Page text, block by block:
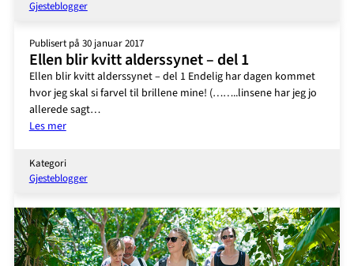
kvitt
–
del
2
Gjesteblogger
Publisert på 30 januar 2017
Ellen blir kvitt alderssynet – del 1
Ellen blir kvitt alderssynet – del 1 Endelig har dagen kommet
hvor jeg skal si farvel til brillene mine! (……..linsene har jeg jo
allerede sagt…
Les mer:
blir
kvitt
–
del
1
Kategori
Gjesteblogger